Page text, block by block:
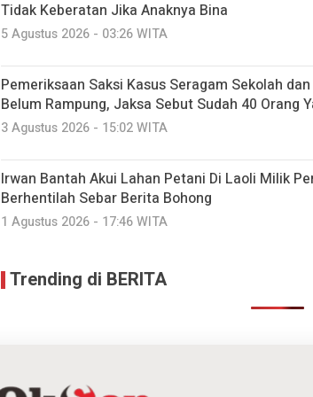
Tidak Keberatan Jika Anaknya Bina
5 Agustus 2026 - 03:26 WITA
Pemeriksaan Saksi Kasus Seragam Sekolah
Belum Rampung, Jaksa Sebut Sudah 40 Orang
3 Agustus 2026 - 15:02 WITA
Irwan Bantah Akui Lahan Petani Di Laoli Milik
Berhentilah Sebar Berita Bohong
1 Agustus 2026 - 17:46 WITA
Trending di BERITA